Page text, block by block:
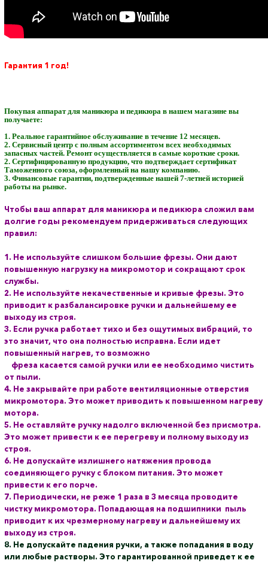
Гарантия 1 год!
Покупая аппарат для маникюра и педикюра в нашем магазине вы
получаете:
1. Реальное гарантийное обслуживание в течение 12 месяцев.
2. Сервисный центр с полным ассортиментом всех необходимых
запасных частей. Ремонт осуществляется в самые короткие сроки.
2. Сертифицированную продукцию, что подтверждает сертификат
Таможенного союза, оформленный на нашу компанию.
3. Финансовые гарантии, подтвержденные нашей 7-летней историей
работы на рынке.
Чтобы ваш аппарат для маникюра и педикюра сложил вам
долгие годы рекомендуем придерживаться следующих
правил:
1. Не используйте слишком большие фрезы. Они дают
повышенную нагрузку на микромотор и сокращают срок
службы.
2. Не используйте некачественные и кривые фрезы. Это
приводит к разбалансировке ручки и дальнейшему ее
выходу из строя.
3. Если ручка работает тихо и без ощутимых вибраций, то
это значит, что она полностью исправна. Если идет
повышенный нагрев, то возможно
фреза касается самой ручки или ее необходимо чистить
от пыли.
4. Не закрывайте при работе вентиляционные отверстия
микромотора. Это может приводить к повышенном нагреву
мотора.
5. Не оставляйте ручку надолго включенной без присмотра.
Это может привести к ее перегреву и полному выходу из
строя.
6. Не допускайте излишнего натяжения провода
соединяющего ручку с блоком питания. Это может
привести к его порче.
7. Периодически, не реже 1 раза в 3 месяца проводите
чистку микромотора. Попадающая на подшипники пыль
приводит к их чрезмерному нагреву и дальнейшему их
выходу из строя.
8. Не допускайте падения ручки, а также попадания в воду
или любые растворы. Это гарантированной приведет к ее